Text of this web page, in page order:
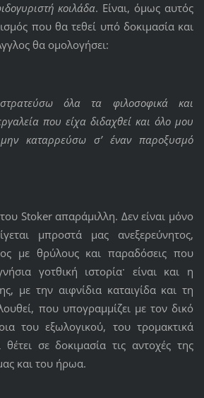
κοιλάδα. Είναι, όμως αυτός
που θα τεθεί υπό δοκιμασία και
θα ομολογήσει:
όλα τα φιλοσοφικά και
που είχα διδαχθεί και όλο μου
καταρρεύσω σ’ έναν παροξυσμό
Stoker απαράμιλλη. Δεν είναι μόνο
μπροστά μας ανεξερεύνητος,
με θρύλους και παραδόσεις που
γοτθική ιστορία· είναι και η
με την αιφνίδια καταιγίδα και τη
που υπογραμμίζει με τον δικό
του εξωλογικού, του τρομακτικά
σε δοκιμασία τις αντοχές της
και του ήρωα.